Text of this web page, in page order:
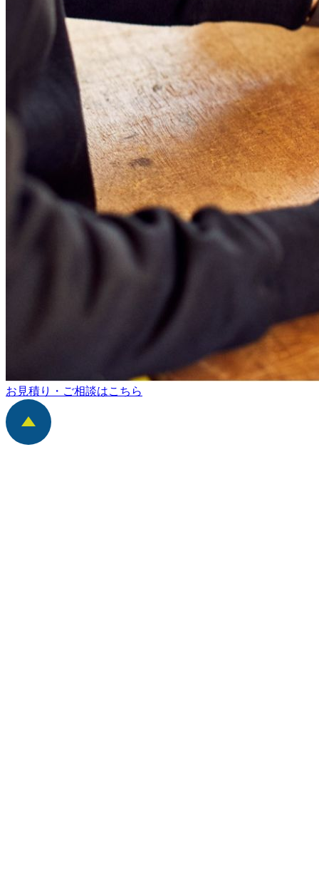
お見積り・ご相談はこちら